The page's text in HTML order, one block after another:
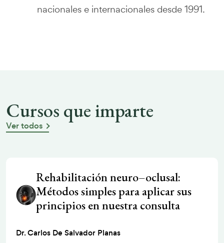
nacionales e internacionales desde 1991.
Cursos que imparte
Ver todos
Rehabilitación neuro–oclusal:
Métodos simples para aplicar sus
principios en nuestra consulta
Dr. Carlos De Salvador Planas